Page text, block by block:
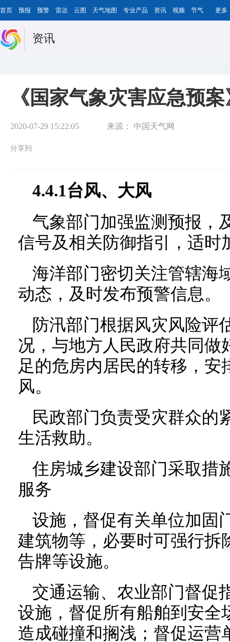
首页 预报 预警 雷达 云图 天气地图 专业产品 资讯 视频 节气 更多
资讯
《国家气象灾害应急预
2020-07-29 15:22:05 来源： 中国天气网
分享到
4.4.1台风、大风
气象部门加强监测预报，
信号及相关防御指引，适时
海洋部门密切关注管辖海
动态，及时发布预警信息。
防汛部门根据风灾风险评
况，与地方人民政府共同做
足的危房内居民的转移，安
风。
民政部门负责受灾群众的
生活救助。
住房城乡建设部门采取措
服务
设施，督促有关单位加固
建筑物等，必要时可强行拆
告牌等设施。
交通运输、农业部门督促
设施，督促所有船舶到安全
造成碰撞和搁浅；督促运营